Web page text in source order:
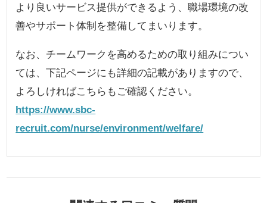
より良いサービス提供ができるよう、職場環境の改
善やサポート体制を整備してまいります。
なお、チームワークを高めるための取り組みについ
ては、下記ページにも詳細の記載がありますので、
よろしければこちらもご確認ください。
https://www.sbc-
recruit.com/nurse/environment/welfare/